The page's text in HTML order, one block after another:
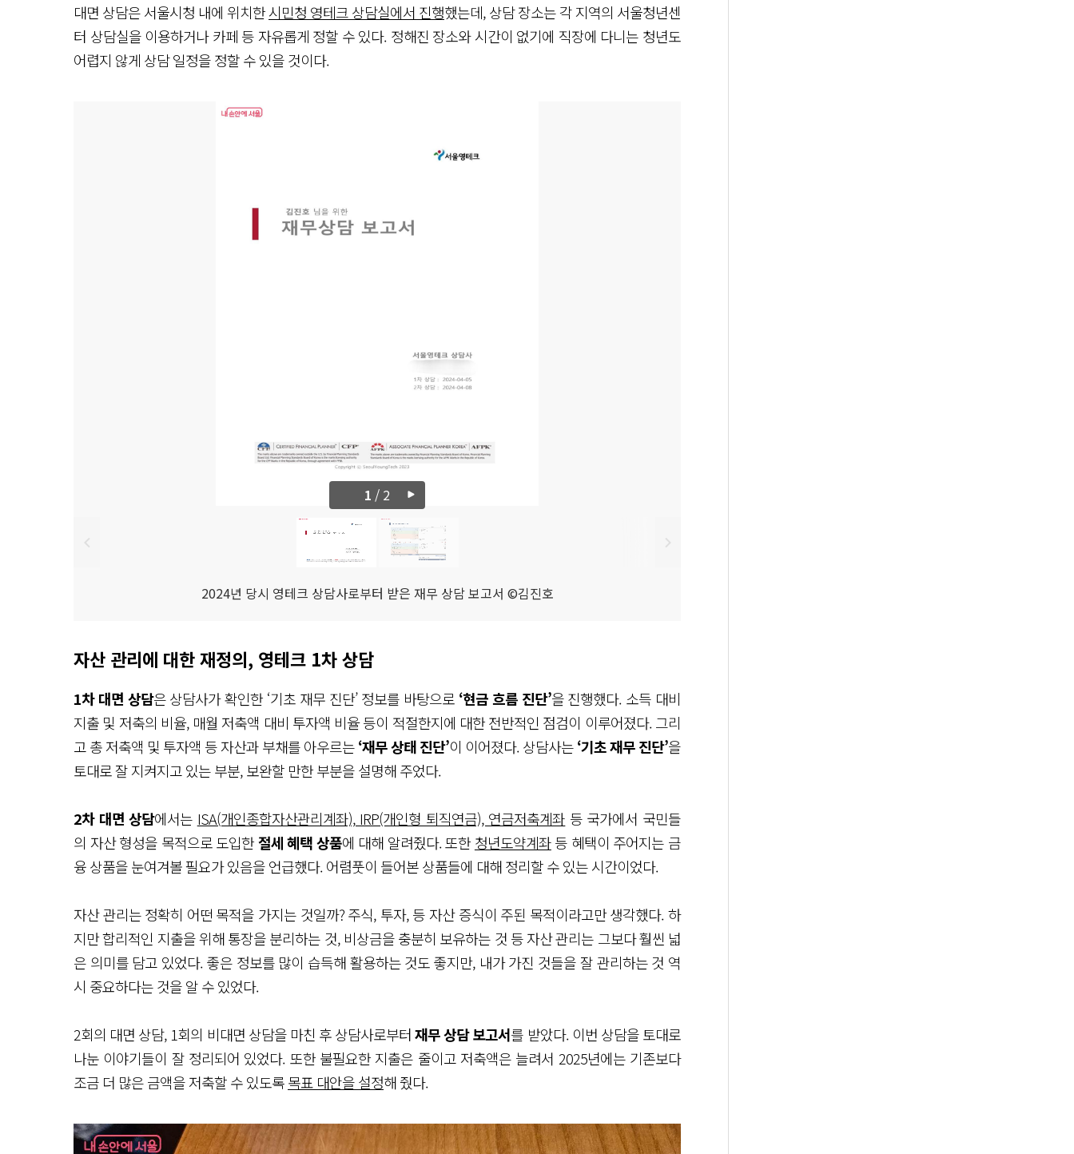
대면 상담은 서울시청 내에 위치한시민청 영테크 상담실에서 진행했는데, 상담 장소는 각 지역의 서울청년센
터 상담실을 이용하거나 카페 등 자유롭게 정할 수 있다. 정해진 장소와 시간이 없기에 직장에 다니는 청년도
어렵지 않게 상담 일정을 정할 수 있을 것이다.
2024년 당시 영테크 상담사로부터 받은 재무 상담 보고서 ©김진호
1 / 2
자산 관리에 대한 재정의, 영테크 1차 상담
1차 대면 상담은 상담사가 확인한 ‘기초 재무 진단’ 정보를 바탕으로 ‘현금 흐름 진단’을 진행했다. 소득 대비
지출 및 저축의 비율, 매월 저축액 대비 투자액 비율 등이 적절한지에 대한 전반적인 점검이 이루어졌다. 그리
고 총 저축액 및 투자액 등 자산과 부채를 아우르는‘재무 상태 진단’이 이어졌다. 상담사는‘기초 재무 진단’을
토대로 잘 지켜지고 있는 부분, 보완할 만한 부분을 설명해 주었다.
2차 대면 상담에서는 ISA(개인종합자산관리계좌), IRP(개인형 퇴직연금), 연금저축계좌 등 국가에서 국민들
의 자산 형성을 목적으로 도입한절세 혜택 상품에 대해 알려줬다. 또한 청년도약계좌등 혜택이 주어지는 금
융 상품을 눈여겨볼 필요가 있음을 언급했다. 어렴풋이 들어본 상품들에 대해 정리할 수 있는 시간이었다.
자산 관리는 정확히 어떤 목적을 가지는 것일까? 주식, 투자, 등 자산 증식이 주된 목적이라고만 생각했다. 하
지만 합리적인 지출을 위해 통장을 분리하는 것, 비상금을 충분히 보유하는 것 등 자산 관리는 그보다 훨씬 넓
은 의미를 담고 있었다. 좋은 정보를 많이 습득해 활용하는 것도 좋지만, 내가 가진 것들을 잘 관리하는 것 역
시 중요하다는 것을 알 수 있었다.
2회의 대면 상담, 1회의 비대면 상담을 마친 후 상담사로부터재무 상담 보고서를 받았다. 이번 상담을 토대로
나눈 이야기들이 잘 정리되어 있었다. 또한 불필요한 지출은 줄이고 저축액은 늘려서 2025년에는 기존보다
조금 더 많은 금액을 저축할 수 있도록목표 대안을 설정해 줬다.